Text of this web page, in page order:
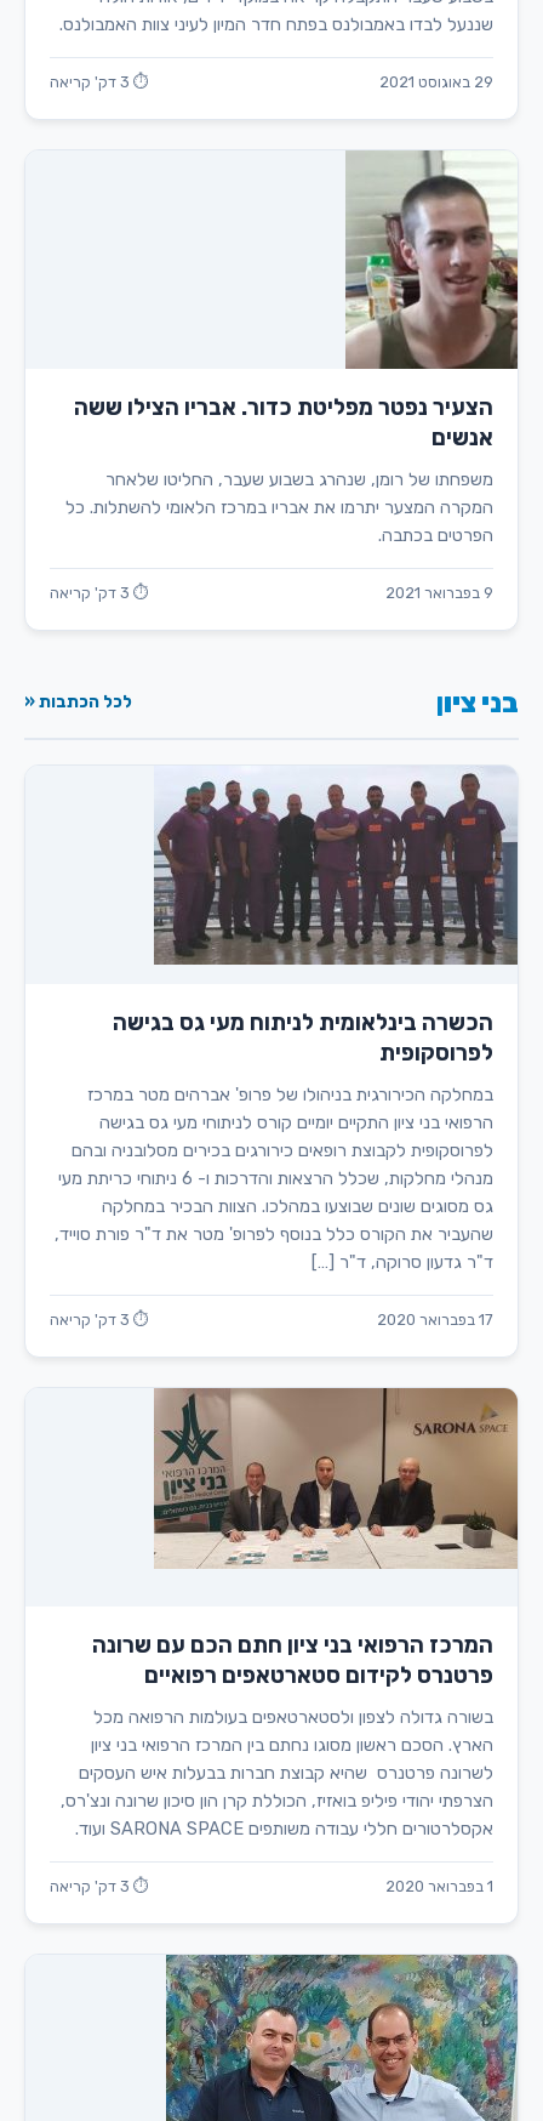
שננעל לבדו באמבולנס בפתח חדר המיון לעיני צוות האמבולנס.
29 באוגוסט 2021 ⏱ 3 דק' קריאה
הצעיר נפטר מפליטת כדור. אבריו הצילו ששה
אנשים
משפחתו של רומן, שנהרג בשבוע שעבר, החליטו שלאחר
המקרה המצער יתרמו את אבריו במרכז הלאומי להשתלות. כל
הפרטים בכתבה.
9 בפברואר 2021 ⏱ 3 דק' קריאה
בני ציון לכל הכתבות «
הכשרה בינלאומית לניתוח מעי גס בגישה
לפרוסקופית
במחלקה הכירורגית בניהולו של פרופ' אברהים מטר במרכז
הרפואי בני ציון התקיים יומיים קורס לניתוחי מעי גס בגישה
לפרוסקופית לקבוצת רופאים כירורגים בכירים מסלובניה ובהם
מנהלי מחלקות, שכלל הרצאות והדרכות ו- 6 ניתוחי כריתת מעי
גס מסוגים שונים שבוצעו במהלכו. הצוות הבכיר במחלקה
שהעביר את הקורס כלל בנוסף לפרופ' מטר את ד"ר פורת סוייד,
ד"ר גדעון סרוקה, ד"ר […]
17 בפברואר 2020 ⏱ 3 דק' קריאה
המרכז הרפואי בני ציון חתם הכם עם שרונה
פרטנרס לקידום סטארטאפים רפואיים
בשורה גדולה לצפון ולסטארטאפים בעולמות הרפואה מכל
הארץ. הסכם ראשון מסוגו נחתם בין המרכז הרפואי בני ציון
לשרונה פרטנרס שהיא קבוצת חברות בבעלות איש העסקים
הצרפתי יהודי פיליפ בואזיז, הכוללת קרן הון סיכון שרונה ונצ'רס,
אקסלרטורים חללי עבודה משותפים SARONA SPACE ועוד.
1 בפברואר 2020 ⏱ 3 דק' קריאה